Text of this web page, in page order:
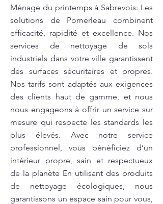
Ménage du printemps à Sabrevois: Les
solutions de Pomerleau combinent
efficacité, rapidité et excellence. Nos
services de nettoyage de sols
industriels dans votre ville garantissent
des surfaces sécuritaires et propres.
Nos tarifs sont adaptés aux exigences
des clients haut de gamme, et nous
nous engageons à offrir un service sur
mesure qui respecte les standards les
plus élevés. Avec notre service
professionnel, vous bénéficiez d’un
intérieur propre, sain et respectueux
de la planète En utilisant des produits
de nettoyage écologiques, nous
garantissons un espace sain pour vous,